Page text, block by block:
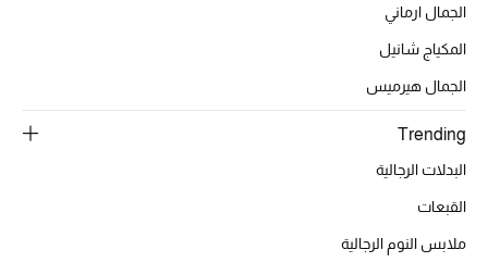
دليل ملتزمات الحقائب
حقائب رجالية
أبرز المصممين
أبرز الحقائب
الجمال ارماني
المكياج شانيل
الجمال هيرميس
Trending
البدلات الرجالية
القبعات
ملابس النوم الرجالية